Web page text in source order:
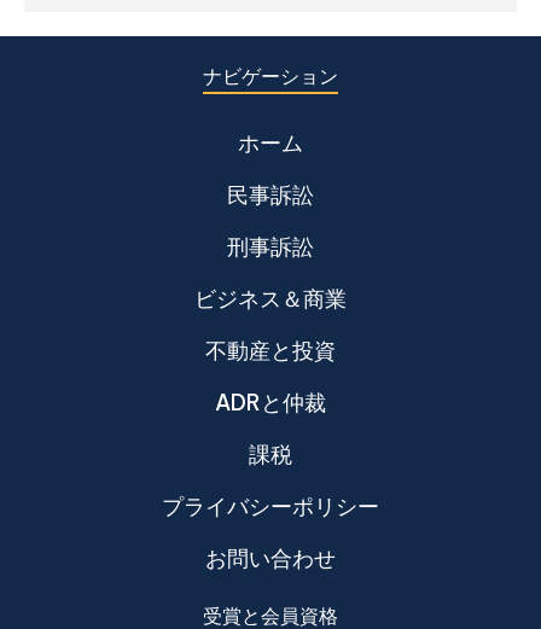
ナビゲーション
ホーム
民事訴訟
刑事訴訟
ビジネス＆商業
不動産と投資
ADRと仲裁
課税
プライバシーポリシー
お問い合わせ
受賞と会員資格